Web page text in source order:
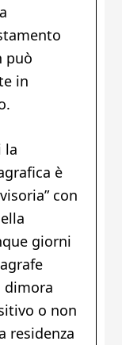
può
in
la
è
con
giorni
dimora
o non
residenza